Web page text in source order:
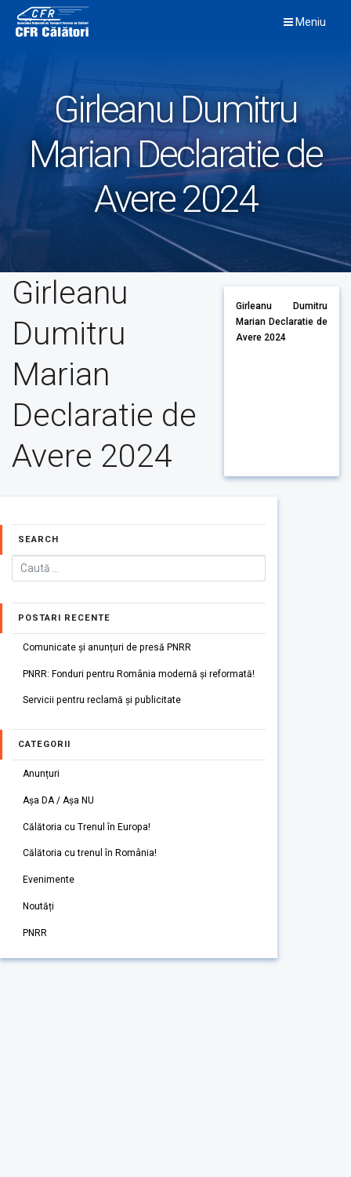
content
Meniu
Girleanu Dumitru
Marian Declaratie de
Avere 2024
Girleanu
Dumitru
Marian
Declaratie de
Avere 2024
Girleanu Dumitru
Marian Declaratie de
Avere 2024
SEARCH
POSTARI RECENTE
Comunicate și anunțuri de presă PNRR
PNRR: Fonduri pentru România modernă și reformată!
Servicii pentru reclamă și publicitate
CATEGORII
Anunțuri
Așa DA / Așa NU
Călătoria cu Trenul în Europa!
Călătoria cu trenul în România!
Evenimente
Noutăți
PNRR